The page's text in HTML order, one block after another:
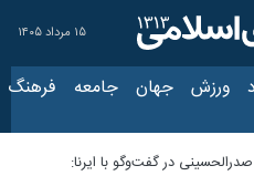
۱۵ مرداد ۱۴۰۵
ورزش جهان جامعه فرهنگ
صدرالحسینی در گفت‌وگو با ایرنا: